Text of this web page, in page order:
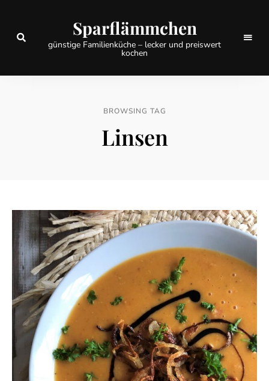
Sparflämmchen
günstige Familienküche – lecker und preiswert
kochen
BROWSING TAG
Linsen